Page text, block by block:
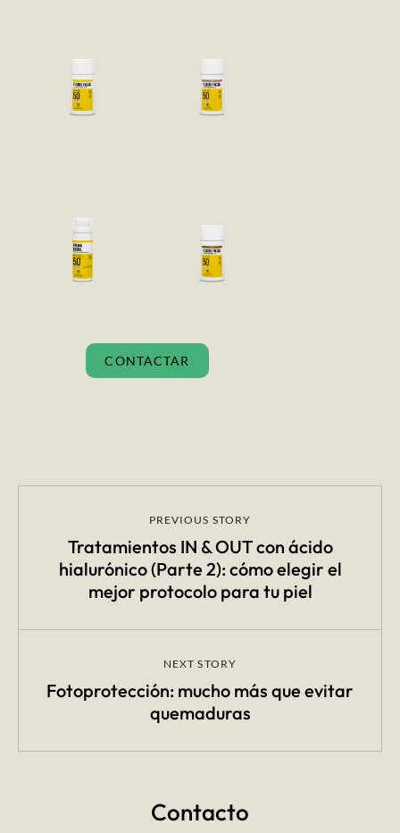
CONTACTAR
PREVIOUS STORY
Tratamientos IN & OUT con ácido
hialurónico (Parte 2): cómo elegir el
mejor protocolo para tu piel
NEXT STORY
Fotoprotección: mucho más que evitar
quemaduras
Contacto